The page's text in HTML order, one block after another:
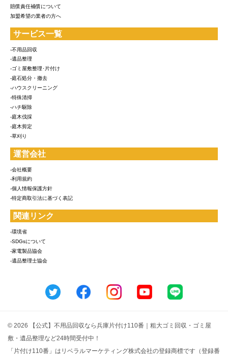
賠償責任補償について
加盟希望の業者の方へ
サービス一覧
-不用品回収
-遺品整理
-ゴミ屋敷整理･片付け
-庭石処分・撤去
-ハウスクリーニング
-特殊清掃
-ハチ駆除
-庭木伐採
-庭木剪定
-草刈り
運営会社
-会社概要
-利用規約
-個人情報保護方針
-特定商取引法に基づく表記
関連リンク
-環境省
-SDGsについて
-家電製品協会
-遺品整理士協会
© 2026 【公式】不用品回収なら兵庫片付け110番｜粗大ゴミ回収・ゴミ屋
敷・遺品整理など24時間受付中！
「片付け110番」はリベラルマーケティング株式会社の登録商標です（登録番